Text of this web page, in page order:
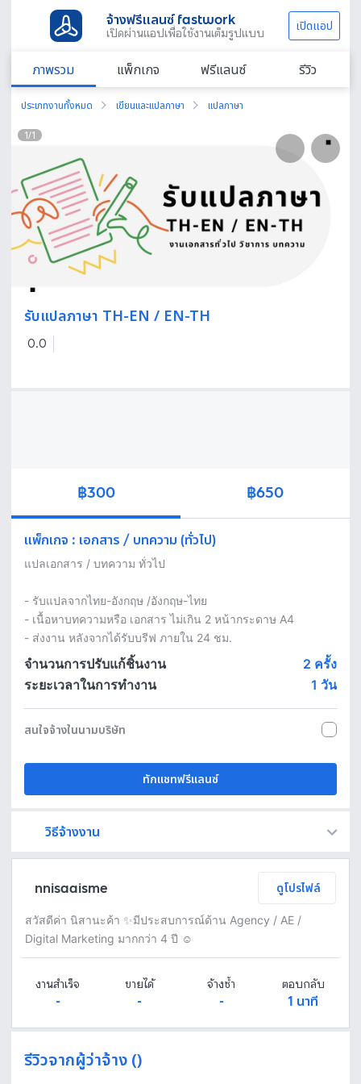
จ้างฟรีแลนซ์ fastwork
เปิดผ่านแอปเพื่อใช้งานเต็มรูปแบบ เปิดแอป
ภาพรวม แพ็กเกจ ฟรีแลนซ์ รีวิว
ประเภทงานทั้งหมด เขียนและแปลภาษา แปลภาษา
1/1
รับแปลภาษา TH-EN / EN-TH
0.0
฿300 ฿650
แพ็กเกจ : เอกสาร / บทความ (ทั่วไป)
แปลเอกสาร / บทความ ทั่วไป
- รับแปลจากไทย-อังกฤษ /อังกฤษ-ไทย
- เนื้อหาบทความหรือ เอกสาร ไม่เกิน 2 หน้ากระดาษ A4
จำนวนการปรับแก้ชิ้นงาน
2 ครั้ง
ระยะเวลาในการทำงาน
1 วัน
สนใจจ้างในนามบริษัท
ทักแชทฟรีแลนซ์
วิธีจ้างงาน
nnisaaisme ดูโปรไฟล์
สวัสดีค่า นิสานะค้า ✨มีประสบการณ์ด้าน Agency / AE /
Digital Marketing มากกว่า 4 ปี ☺️
งานสำเร็จ
-
ขายได้
-
จ้างซ้ำ
-
ตอบกลับ
1 นาที
รีวิวจากผู้ว่าจ้าง ()